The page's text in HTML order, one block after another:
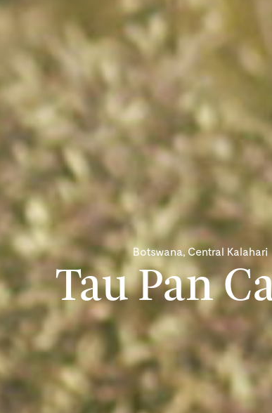
Botswana, Central Kalahari
Tau Pan